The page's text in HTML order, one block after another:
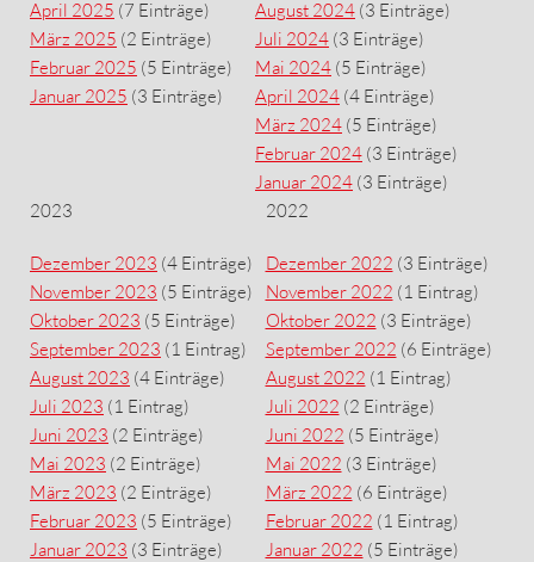
April 2025 (7 Einträge)
März 2025 (2 Einträge)
Februar 2025 (5 Einträge)
Januar 2025 (3 Einträge)
August 2024 (3 Einträge)
Juli 2024 (3 Einträge)
Mai 2024 (5 Einträge)
April 2024 (4 Einträge)
März 2024 (5 Einträge)
Februar 2024 (3 Einträge)
Januar 2024 (3 Einträge)
2023
Dezember 2023 (4 Einträge)
November 2023 (5 Einträge)
Oktober 2023 (5 Einträge)
September 2023 (1 Eintrag)
August 2023 (4 Einträge)
Juli 2023 (1 Eintrag)
Juni 2023 (2 Einträge)
Mai 2023 (2 Einträge)
März 2023 (2 Einträge)
Februar 2023 (5 Einträge)
Januar 2023 (3 Einträge)
2022
Dezember 2022 (3 Einträge)
November 2022 (1 Eintrag)
Oktober 2022 (3 Einträge)
September 2022 (6 Einträge)
August 2022 (1 Eintrag)
Juli 2022 (2 Einträge)
Juni 2022 (5 Einträge)
Mai 2022 (3 Einträge)
März 2022 (6 Einträge)
Februar 2022 (1 Eintrag)
Januar 2022 (5 Einträge)